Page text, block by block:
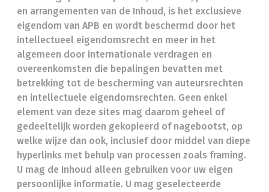
en arrangementen van de Inhoud, is het exclusieve
eigendom van APB en wordt beschermd door het
intellectueel eigendomsrecht en meer in het
algemeen door internationale verdragen en
overeenkomsten die bepalingen bevatten met
betrekking tot de bescherming van auteursrechten
en intellectuele eigendomsrechten. Geen enkel
element van deze sites mag daarom geheel of
gedeeltelijk worden gekopieerd of nagebootst, op
welke wijze dan ook, inclusief door middel van diepe
hyperlinks met behulp van processen zoals framing.
U mag de Inhoud alleen gebruiken voor uw eigen
persoonlijke informatie. U mag geselecteerde